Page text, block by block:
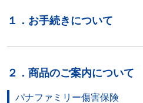
１．お手続きについて
２．商品のご案内について
パナファミリー傷害保険